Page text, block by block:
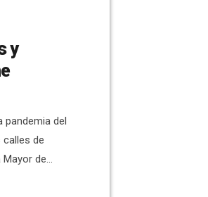
y
pandemia del
de
Mayor de
de Elche